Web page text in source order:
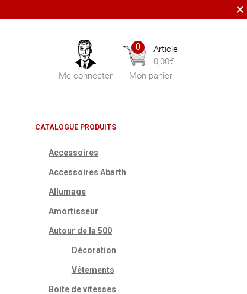
Me connecter
0
Article
0,00€
Mon panier
CATALOGUE PRODUITS
Accessoires
Accessoires Abarth
Allumage
Amortisseur
Autour de la 500
Décoration
Vêtements
Boite de vitesses